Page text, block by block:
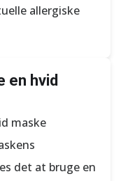
allergiske
en hvid
maske
det at bruge en